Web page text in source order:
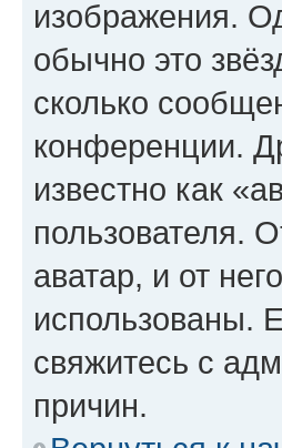
изображения.
обычно это
сколько
конференции.
известно как
пользователя.
аватар, и от
использованы.
свяжитесь с
причин.